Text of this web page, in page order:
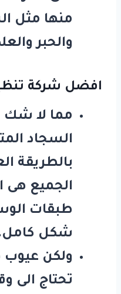
منها مثل
والحبر
افضل شركة
مما لا شك
السجاد
بالطريقة
الجميع هى
طبقات
شكل
ولكن عيوب
تحتاج الى